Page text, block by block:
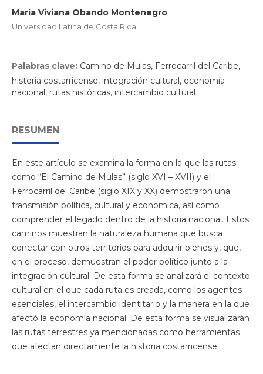
María Viviana Obando Montenegro
Universidad Latina de Costa Rica
Palabras clave: Camino de Mulas, Ferrocarril del Caribe,
historia costarricense, integración cultural, economía
nacional, rutas históricas, intercambio cultural
RESUMEN
En este artículo se examina la forma en la que las rutas
como “El Camino de Mulas” (siglo XVI – XVII) y el
Ferrocarril del Caribe (siglo XIX y XX) demostraron una
transmisión política, cultural y económica, así como
comprender el legado dentro de la historia nacional. Estos
caminos muestran la naturaleza humana que busca
conectar con otros territorios para adquirir bienes y, que,
en el proceso, demuestran el poder político junto a la
integración cultural. De esta forma se analizará el contexto
cultural en el que cada ruta es creada, como los agentes
esenciales, el intercambio identitario y la manera en la que
afectó la economía nacional. De esta forma se visualizarán
las rutas terrestres ya mencionadas como herramientas
que afectan directamente la historia costarricense.